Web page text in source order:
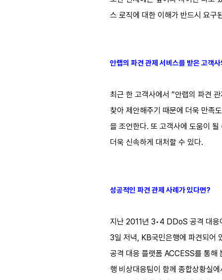
스 로직에 대한 이해가 반드시 요구
안랩의 파견 관제 서비스를 받은 고객
최근 한 고객사에서 “안랩의 파견
찾아 제안해주기 때문에 더욱 만족
을 조언한다. 또 고객사에 도움이
더욱 신속하게 대처할 수 있다.
성공적인 파견 관제 사례가 있다면?
지난 2011년 3•4 DDoS 공격 대응
3일 저녁, KB국민은행에 파견되어
공격 대응 플랫폼 ACCESS를 통해
행 비상대응팀이 함께 종합상황실